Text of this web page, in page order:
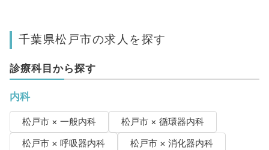
千葉県松戸市の求人を探す
診療科目から探す
内科
松戸市 × 一般内科
松戸市 × 循環器内科
松戸市 × 呼吸器内科
松戸市 × 消化器内科